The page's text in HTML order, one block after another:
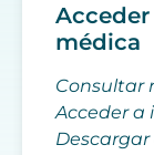
médica
Consultar
Acceder a